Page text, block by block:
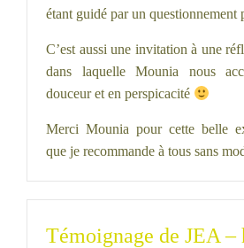
étant guidé par un
C’est aussi une invitation à une
dans laquelle Mounia nous
douceur et en perspicacité
Merci Mounia pour cette belle
que je recommande à tous sans
Témoignage de JEA –